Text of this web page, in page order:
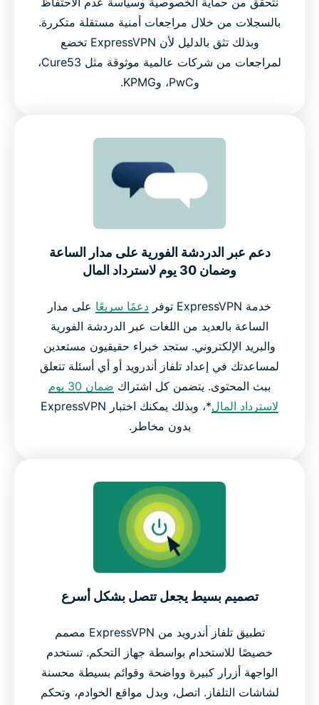
بالسجلات من خلال مراجعات أمنية مستقلة متكررة.
وبذلك تثق بالدليل لأن ExpressVPN تخضع
لمراجعات من شركات عالمية موثوقة مثل Cure53،
وPwC، وKPMG.
دعم عبر الدردشة الفورية على مدار الساعة
وضمان 30 يوم لاسترداد المال
خدمة ExpressVPN توفر دعمًا سريعًا على مدار
الساعة بالعديد من اللغات عبر الدردشة الفورية
والبريد الإلكتروني. ستجد خبراء حقيقيون مستعدين
لمساعدتك في إعداد تلفاز أندرويد أو أي أسئلة تتعلق
ببث المحتوى. يتضمن كل اشتراك
ضمان 30 يوم
لاسترداد المال
*، وبذلك يمكنك اختبار ExpressVPN
بدون مخاطر.
تصميم بسيط يجعل تتصل بشكل أسرع
تطبيق تلفاز أندرويد من ExpressVPN مصمم
خصيصًا للاستخدام بواسطة جهاز التحكم. تستخدم
الواجهة أزرار كبيرة وواضحة وقوائم بسيطة محسنة
لشاشات التلفاز. اتصل، وبدل مواقع الخوادم، وتحكم